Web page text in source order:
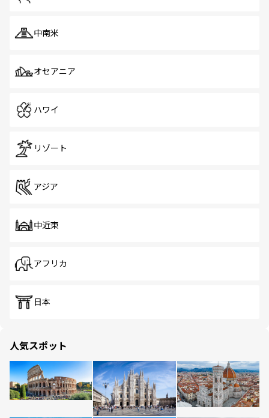
中南米
オセアニア
ハワイ
リゾート
アジア
中近東
アフリカ
日本
人気スポット